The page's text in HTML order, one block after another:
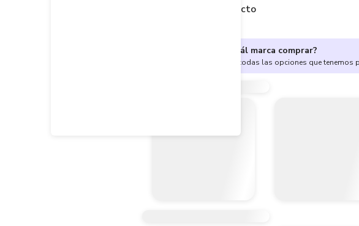
Descripción del producto
¿No sabes cuál marca comprar?
Encuentra aquí todas las opciones que tenemos